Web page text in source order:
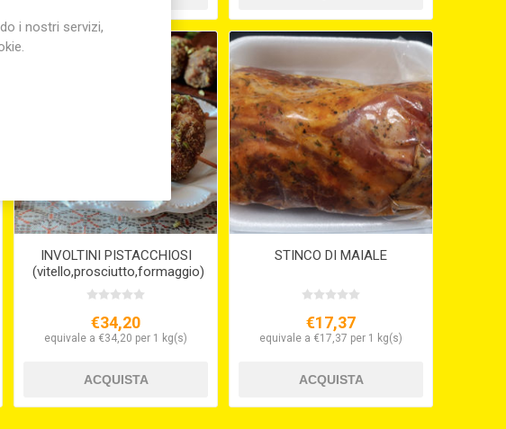
INVOLTINI PISTACCHIOSI
(vitello,prosciutto,formaggio)
€34,20
equivale a €34,20 per 1 kg(s)
STINCO DI MAIALE
€17,37
equivale a €17,37 per 1 kg(s)
i nostri servizi,